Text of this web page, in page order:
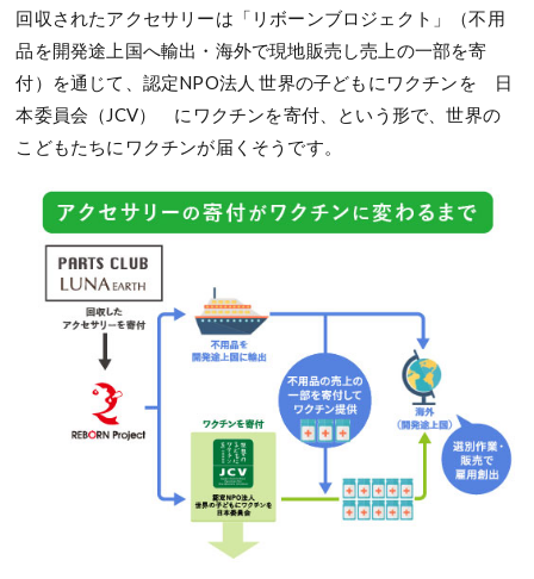
回収されたアクセサリーは「リボーンブロジェクト」（不用
品を開発途上国へ輸出・海外で現地販売し売上の一部を寄
付）を通じて、認定NPO法人 世界の子どもにワクチンを 日
本委員会（JCV） にワクチンを寄付、という形で、世界の
こどもたちにワクチンが届くそうです。